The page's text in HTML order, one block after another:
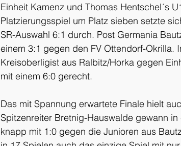
Einheit Kamenz und Thomas Hentschel´s
Platzierungsspiel um Platz sieben setzte
SR-Auswahl 6:1 durch. Post Germania
einem 3:1 gegen den FV Ottendorf-Okrilla.
Kreisoberligist aus Ralbitz/Horka gegen
mit einem 6:0 gerecht.
Das mit Spannung erwartete Finale hielt
Spitzenreiter Bretnig-Hauswalde gewann
knapp mit 1:0 gegen die Junioren aus